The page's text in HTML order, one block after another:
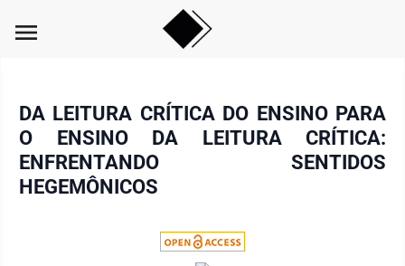
menu
DA LEITURA CRÍTICA DO ENSINO PARA
O ENSINO DA LEITURA CRÍTICA:
ENFRENTANDO SENTIDOS
HEGEMÔNICOS